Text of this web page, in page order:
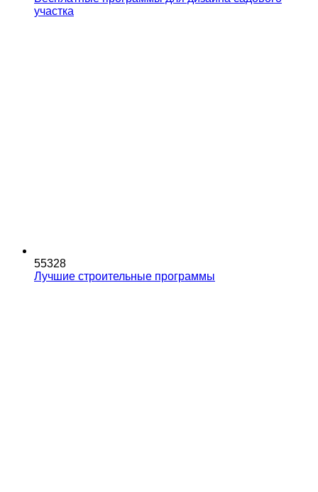
участка
55328
Лучшие строительные программы